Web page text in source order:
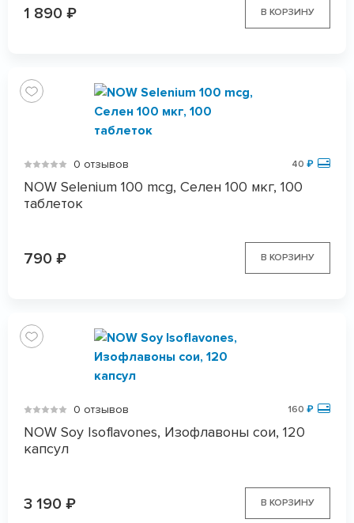
1 890 ₽ В КОРЗИНУ
0 отзывов 40 ₽
NOW Selenium 100 mcg, Селен 100 мкг, 100
таблеток
790 ₽ В КОРЗИНУ
0 отзывов 160 ₽
NOW Soy Isoflavones, Изофлавоны сои, 120
капсул
3 190 ₽ В КОРЗИНУ